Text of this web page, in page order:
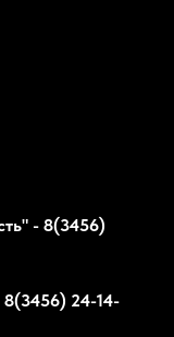
- 8(3456)
8(3456) 24-14-